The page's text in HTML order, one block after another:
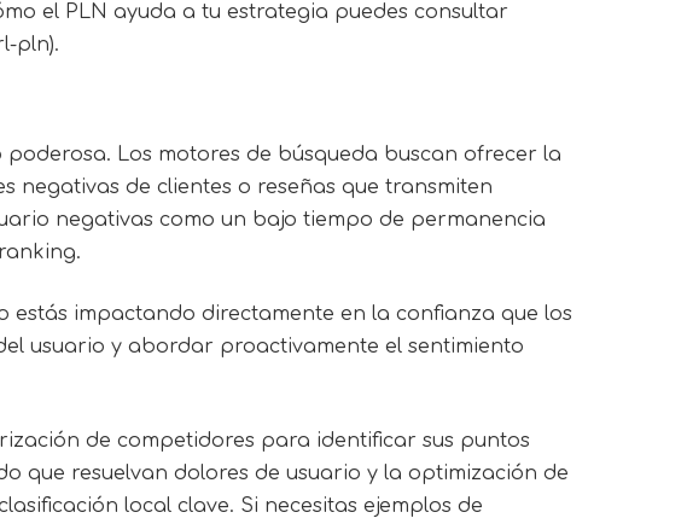
el PLN ayuda a tu estrategia puedes consultar
pln).
Los motores de búsqueda buscan ofrecer la
negativas de clientes o reseñas que transmiten
negativas como un bajo tiempo de permanencia
impactando directamente en la confianza que los
usuario y abordar proactivamente el sentimiento
de competidores para identificar sus puntos
que resuelvan dolores de usuario y la optimización de
local clave. Si necesitas ejemplos de